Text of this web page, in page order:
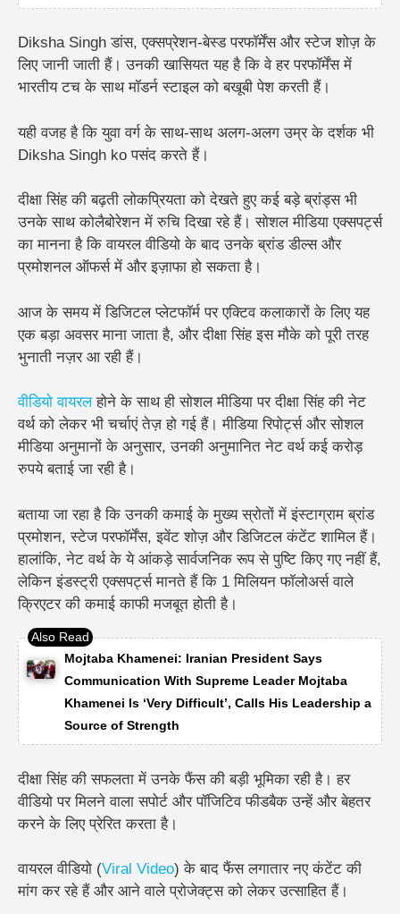
Diksha Singh डांस, एक्सप्रेशन-बेस्ड परफॉर्मेंस और स्टेज शोज़ के
लिए जानी जाती हैं। उनकी खासियत यह है कि वे हर परफॉर्मेंस में
भारतीय टच के साथ मॉडर्न स्टाइल को बखूबी पेश करती हैं।
यही वजह है कि युवा वर्ग के साथ-साथ अलग-अलग उम्र के दर्शक भी
Diksha Singh ko पसंद करते हैं।
दीक्षा सिंह की बढ़ती लोकप्रियता को देखते हुए कई बड़े ब्रांड्स भी
उनके साथ कोलैबोरेशन में रुचि दिखा रहे हैं। सोशल मीडिया एक्सपर्ट्स
का मानना है कि वायरल वीडियो के बाद उनके ब्रांड डील्स और
प्रमोशनल ऑफर्स में और इज़ाफा हो सकता है।
आज के समय में डिजिटल प्लेटफॉर्म पर एक्टिव कलाकारों के लिए यह
एक बड़ा अवसर माना जाता है, और दीक्षा सिंह इस मौके को पूरी तरह
भुनाती नज़र आ रही हैं।
वीडियो वायरलहोने के साथ ही सोशल मीडिया पर दीक्षा सिंह की नेट
वर्थ को लेकर भी चर्चाएं तेज़ हो गई हैं। मीडिया रिपोर्ट्स और सोशल
मीडिया अनुमानों के अनुसार, उनकी अनुमानित नेट वर्थ कई करोड़
रुपये बताई जा रही है।
बताया जा रहा है कि उनकी कमाई के मुख्य स्रोतों में इंस्टाग्राम ब्रांड
प्रमोशन, स्टेज परफॉर्मेंस, इवेंट शोज़ और डिजिटल कंटेंट शामिल हैं।
हालांकि, नेट वर्थ के ये आंकड़े सार्वजनिक रूप से पुष्टि किए गए नहीं हैं,
लेकिन इंडस्ट्री एक्सपर्ट्स मानते हैं कि 1 मिलियन फॉलोअर्स वाले
क्रिएटर की कमाई काफी मजबूत होती है।
Mojtaba Khamenei: Iranian President Says
Communication With Supreme Leader Mojtaba
Khamenei Is ‘Very Difficult’, Calls His Leadership a
Source of Strength
दीक्षा सिंह की सफलता में उनके फैंस की बड़ी भूमिका रही है। हर
वीडियो पर मिलने वाला सपोर्ट और पॉजिटिव फीडबैक उन्हें और बेहतर
करने के लिए प्रेरित करता है।
वायरल वीडियो (Viral Video) के बाद फैंस लगातार नए कंटेंट की
मांग कर रहे हैं और आने वाले प्रोजेक्ट्स को लेकर उत्साहित हैं।